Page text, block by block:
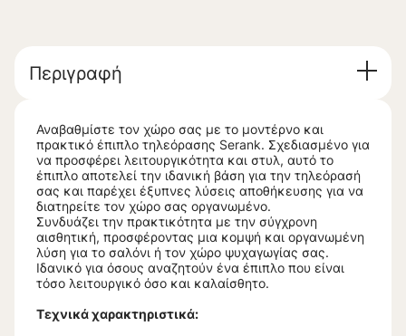
Περιγραφή
Αναβαθμίστε τον χώρο σας με το μοντέρνο και
πρακτικό έπιπλο τηλεόρασης Serank. Σχεδιασμένο για
να προσφέρει λειτουργικότητα και στυλ, αυτό το
έπιπλο αποτελεί την ιδανική βάση για την τηλεόρασή
σας και παρέχει έξυπνες λύσεις αποθήκευσης για να
διατηρείτε τον χώρο σας οργανωμένο.
Συνδυάζει την πρακτικότητα με την σύγχρονη
αισθητική, προσφέροντας μια κομψή και οργανωμένη
λύση για το σαλόνι ή τον χώρο ψυχαγωγίας σας.
Ιδανικό για όσους αναζητούν ένα έπιπλο που είναι
τόσο λειτουργικό όσο και καλαίσθητο.
Τεχνικά χαρακτηριστικά: